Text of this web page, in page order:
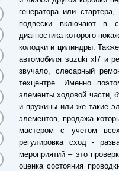
генератора или
подвески включают в
диагностика которого
колодки и цилиндры.
автомобиля suzuki xl7 и
звучало, слесарный
техцентре. Именно
элементы ходовой части,
и пружины или же такие
элементов, продажа
мастером с учетом
регулировка сход -
мероприятий – это
оценка состояния